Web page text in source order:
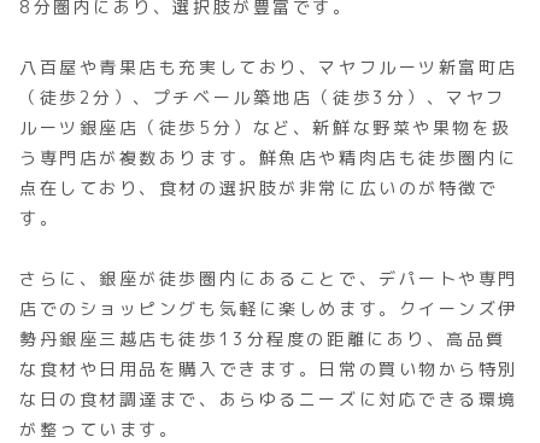
8分圏内にあり、選択肢が豊富です。
八百屋や青果店も充実しており、マヤフルーツ新富町店
（徒歩2分）、プチベール築地店（徒歩3分）、マヤフ
ルーツ銀座店（徒歩5分）など、新鮮な野菜や果物を扱
う専門店が複数あります。鮮魚店や精肉店も徒歩圏内に
点在しており、食材の選択肢が非常に広いのが特徴で
す。
さらに、銀座が徒歩圏内にあることで、デパートや専門
店でのショッピングも気軽に楽しめます。クイーンズ伊
勢丹銀座三越店も徒歩13分程度の距離にあり、高品質
な食材や日用品を購入できます。日常の買い物から特別
な日の食材調達まで、あらゆるニーズに対応できる環境
が整っています。